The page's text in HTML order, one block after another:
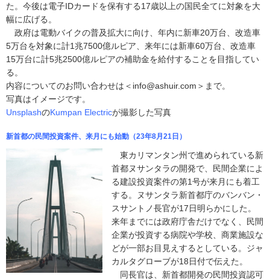
た。今後は電子IDカードを保有する17歳以上の国民全てに対象を大
幅に広げる。
政府は電動バイクの普及拡大に向け、年内に新車20万台、改造車
5万台を対象に計1兆7500億ルピア、来年には新車60万台、改造車
15万台に計5兆2500億ルピアの補助金を給付することを目指してい
る。
内容についてのお問い合わせは＜info@ashuir.com＞まで。
写真はイメージです。
UnsplashのKumpan Electricが撮影した写真
新首都の民間投資案件、来月にも始動（23年8月21日）
東カリマンタン州で進められている新
首都ヌサンタラの開発で、民間企業によ
る建設投資案件の第1号が来月にも着工
する。ヌサンタラ新首都庁のバンバン・
スサントノ長官が17日明らかにした。
来年までには政府庁舎だけでなく、民間
企業が投資する病院や学校、商業施設な
どが一部お目見えするとしている。ジャ
カルタグローブが18日付で伝えた。
同長官は、新首都開発の民間投資認可